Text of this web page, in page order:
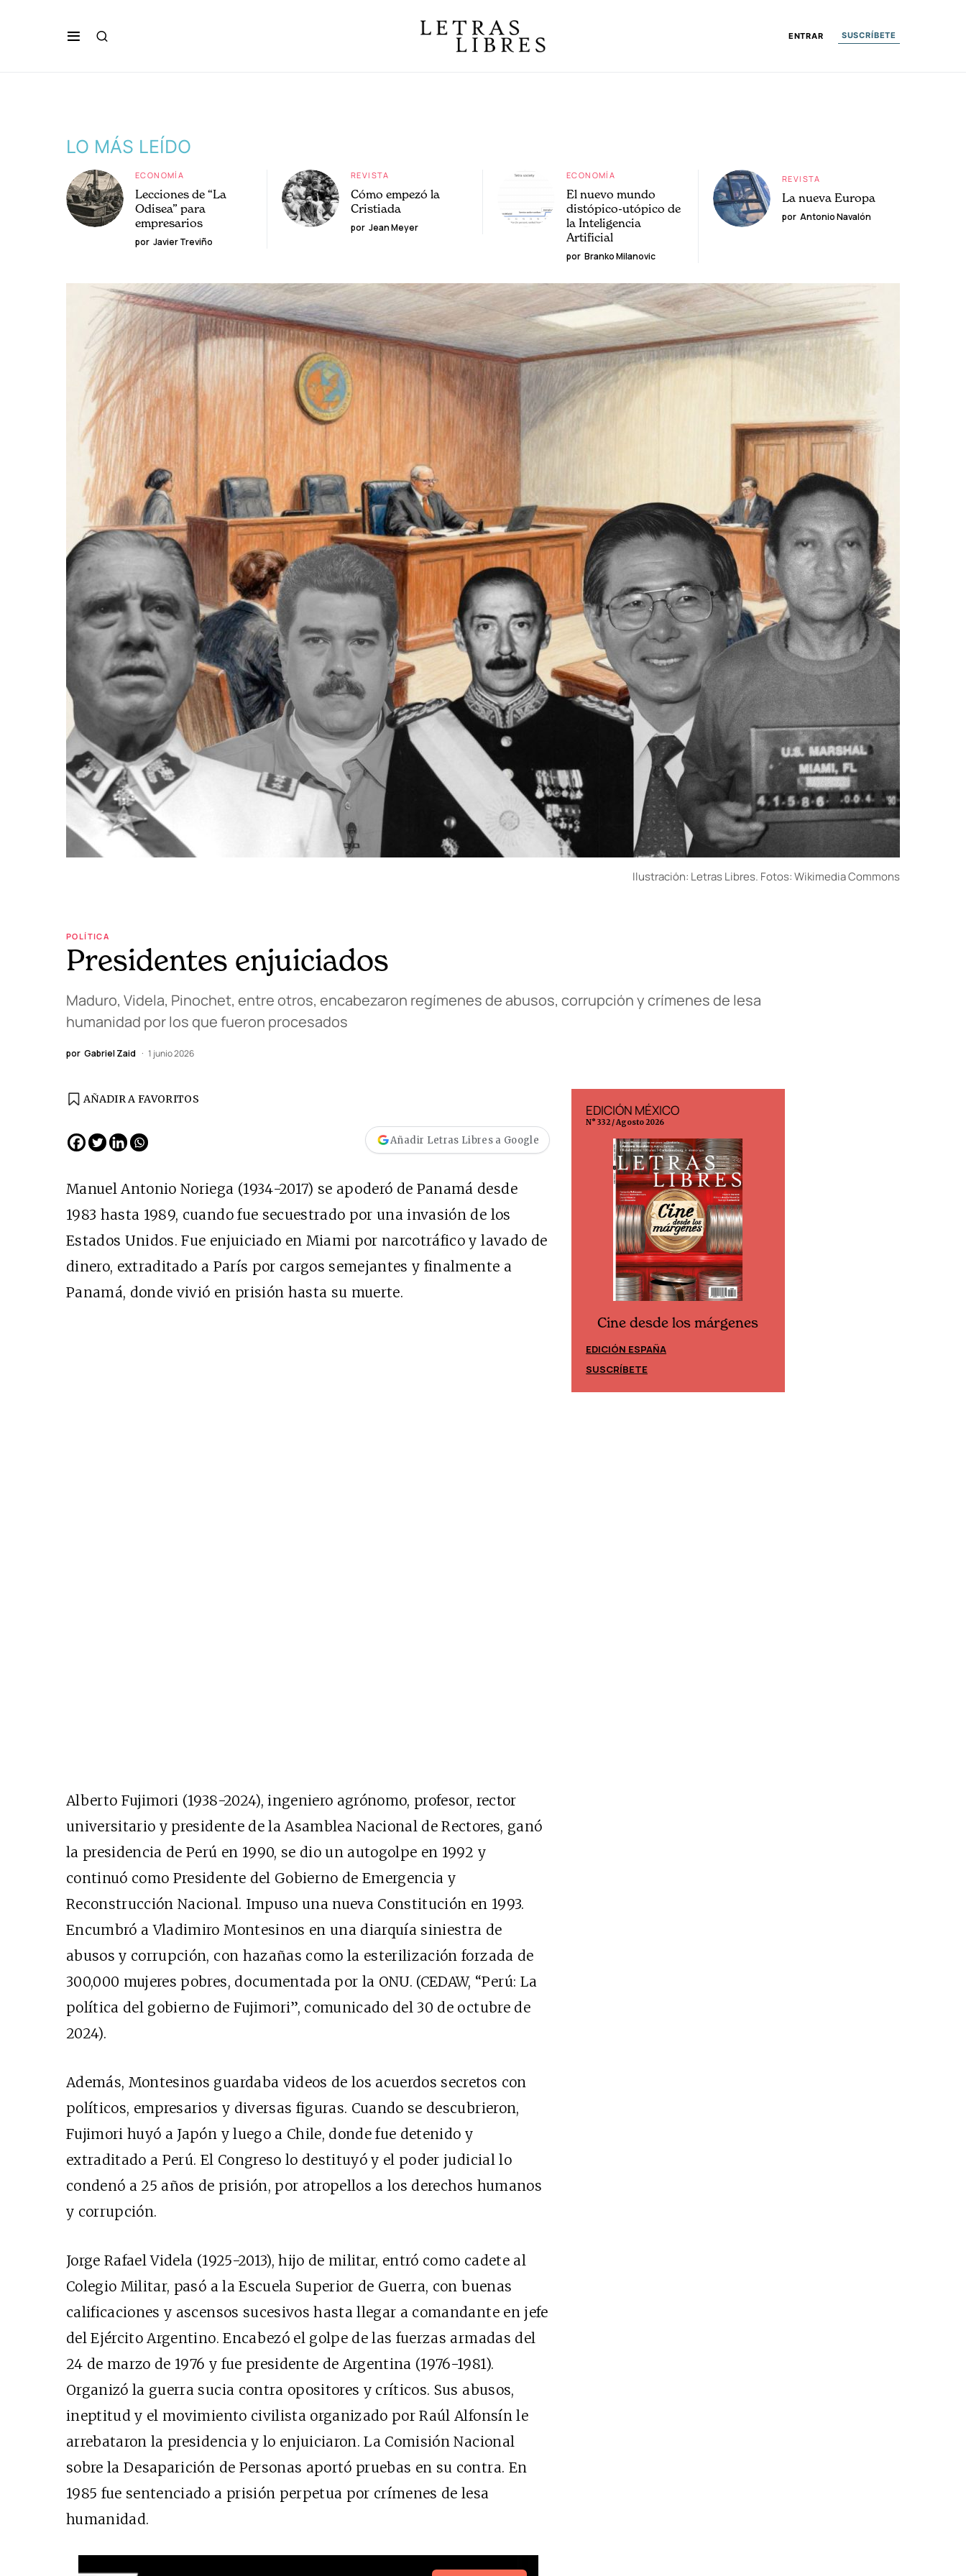
ENTRAR SUSCRÍBETE
LO MÁS LEÍDO
ECONOMÍA
Lecciones de “La
Odisea” para
empresarios
por Javier Treviño
REVISTA
Cómo empezó la
Cristiada
por Jean Meyer
ECONOMÍA
El nuevo mundo
distópico-utópico de
la Inteligencia
Artificial
por Branko Milanovic
REVISTA
La nueva Europa
por Antonio Navalón
Ilustración: Letras Libres. Fotos: Wikimedia Commons
POLÍTICA
Presidentes enjuiciados
Maduro, Videla, Pinochet, entre otros, encabezaron regímenes de abusos, corrupción y crímenes de lesa
humanidad por los que fueron procesados
por Gabriel Zaid 1 junio 2026
AÑADIR A FAVORITOS
Añadir Letras Libres a Google
Manuel Antonio Noriega (1934-2017) se apoderó de Panamá desde
1983 hasta 1989, cuando fue secuestrado por una invasión de los
Estados Unidos. Fue enjuiciado en Miami por narcotráfico y lavado de
dinero, extraditado a París por cargos semejantes y finalmente a
Panamá, donde vivió en prisión hasta su muerte.
Alberto Fujimori (1938-2024), ingeniero agrónomo, profesor, rector
universitario y presidente de la Asamblea Nacional de Rectores, ganó
la presidencia de Perú en 1990, se dio un autogolpe en 1992 y
continuó como Presidente del Gobierno de Emergencia y
Reconstrucción Nacional. Impuso una nueva Constitución en 1993.
Encumbró a Vladimiro Montesinos en una diarquía siniestra de
abusos y corrupción, con hazañas como la esterilización forzada de
300,000 mujeres pobres, documentada por la ONU. (CEDAW, “Perú: La
política del gobierno de Fujimori”, comunicado del 30 de octubre de
2024).
Además, Montesinos guardaba videos de los acuerdos secretos con
políticos, empresarios y diversas figuras. Cuando se descubrieron,
Fujimori huyó a Japón y luego a Chile, donde fue detenido y
extraditado a Perú. El Congreso lo destituyó y el poder judicial lo
condenó a 25 años de prisión, por atropellos a los derechos humanos
y corrupción.
Jorge Rafael Videla (1925-2013), hijo de militar, entró como cadete al
Colegio Militar, pasó a la Escuela Superior de Guerra, con buenas
calificaciones y ascensos sucesivos hasta llegar a comandante en jefe
del Ejército Argentino. Encabezó el golpe de las fuerzas armadas del
24 de marzo de 1976 y fue presidente de Argentina (1976-1981).
Organizó la guerra sucia contra opositores y críticos. Sus abusos,
ineptitud y el movimiento civilista organizado por Raúl Alfonsín le
arrebataron la presidencia y lo enjuiciaron. La Comisión Nacional
sobre la Desaparición de Personas aportó pruebas en su contra. En
1985 fue sentenciado a prisión perpetua por crímenes de lesa
humanidad.
EDICIÓN MÉXICO
N° 332 / Agosto 2026
Cine desde los márgenes
EDICIÓN ESPAÑA
SUSCRÍBETE